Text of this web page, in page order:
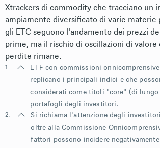
Xtrackers di commodity che tracciano un
ampiamente diversificato di varie materie
gli ETC seguono l'andamento dei prezzi
prime, ma il rischio di oscillazioni di valore
perdite rimane.
1.
ETF con commissioni
replicano i principali indici e che
considerati come titoli "core" (di lungo
portafogli degli investitori.
2.
Si richiama l'attenzione degli
oltre alla Commissione
fattori possono incidere